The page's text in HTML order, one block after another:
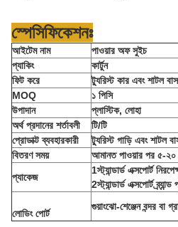
স্পেসিফিকেশনঃ
আইটেম নাম
পাওয়ার অফ সুইচ
প্যাকিং
কার্টুন
ফিট করে
ট্যুরিস্ট কার এবং শাটল
MOQ
১ পিসি
উপাদান
প্লাস্টিক, লোহা
অর্থ প্রদানের শর্তাবলী
টি/টি
প্রোডাক্ট ব্যবহারকারী
ট্যুরিস্ট গাড়ি এবং শাটল
বিতরণ সময়
আমানত পাওয়ার পর ৫-২০
প্যাকেজ
1স্ট্যান্ডার্ড এক্সপোর্ট
2স্ট্যান্ডার্ড এক্সপোর্ট ব্র্যান্ড
লোডিং পোর্ট
গুয়াংঝো-শেঞ্জেন বন্দর বা